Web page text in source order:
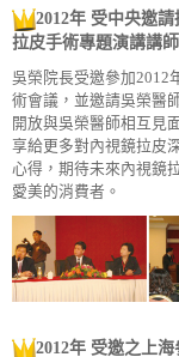
2012年 受中央邀
拉皮手術專題演講講師
吳榮院長受邀參加2012
術會議，並邀請吳榮醫
開放與吳榮醫師相互見
享給更多對內視鏡拉皮
心得，期待未來內視鏡
愛美的消費者。
2012年 受邀之上